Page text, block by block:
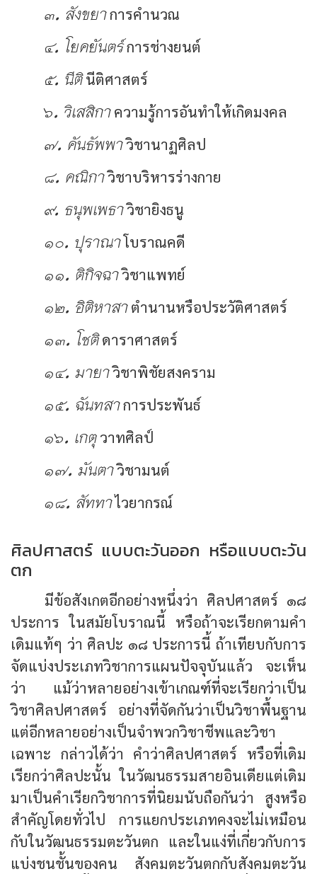
๓. สังขยาการคำนวณ
๔. โยคยันตร์การช่างยนต์
๕. นีตินีติศาสตร์
๖. วิเสสิกาความรู้การอันทำให้เกิดมงคล
๗. คันธัพพาวิชานาฏศิลป
๘. คณิกาวิชาบริหารร่างกาย
๙. ธนุพเพธาวิชายิงธนู
๑๐. ปุราณาโบราณคดี
๑๑. ติกิจฉาวิชาแพทย์
๑๒. อิติหาสาตำนานหรือประวัติศาสตร์
๑๓. โชติดาราศาสตร์
๑๔. มายาวิชาพิชัยสงคราม
๑๕. ฉันทสาการประพันธ์
๑๖. เกตุวาทศิลป์
๑๗. มันตาวิชามนต์
๑๘. สัททาไวยากรณ์
ศิลปศาสตร์ แบบตะวันออก หรือแบบตะวัน
ตก
มีข้อสังเกตอีกอย่างหนึ่งว่า ศิลปศาสตร์ ๑๘
ประการ ในสมัยโบราณนี้ หรือถ้าจะเรียกตามคำ
เดิมแท้ๆ ว่า ศิลปะ ๑๘ ประการนี้ ถ้าเทียบกับการ
จัดแบ่งประเภทวิชาการแผนปัจจุบันแล้ว จะเห็น
ว่า แม้ว่าหลายอย่างเข้าเกณฑ์ที่จะเรียกว่าเป็น
วิชาศิลปศาสตร์ อย่างที่จัดกันว่าเป็นวิชาพื้นฐาน
แต่อีกหลายอย่างเป็นจำพวกวิชาชีพและวิชา
เฉพาะ กล่าวได้ว่า คำว่าศิลปศาสตร์ หรือที่เดิม
เรียกว่าศิลปะนั้น ในวัฒนธรรมสายอินเดียแต่เดิม
มาเป็นคำเรียกวิชาการที่นิยมนับถือกันว่า สูงหรือ
สำคัญโดยทั่วไป การแยกประเภทคงจะไม่เหมือน
กับในวัฒนธรรมตะวันตก และในแง่ที่เกี่ยวกับการ
แบ่งชนชั้นของคน สังคมตะวันตกกับสังคมตะวัน